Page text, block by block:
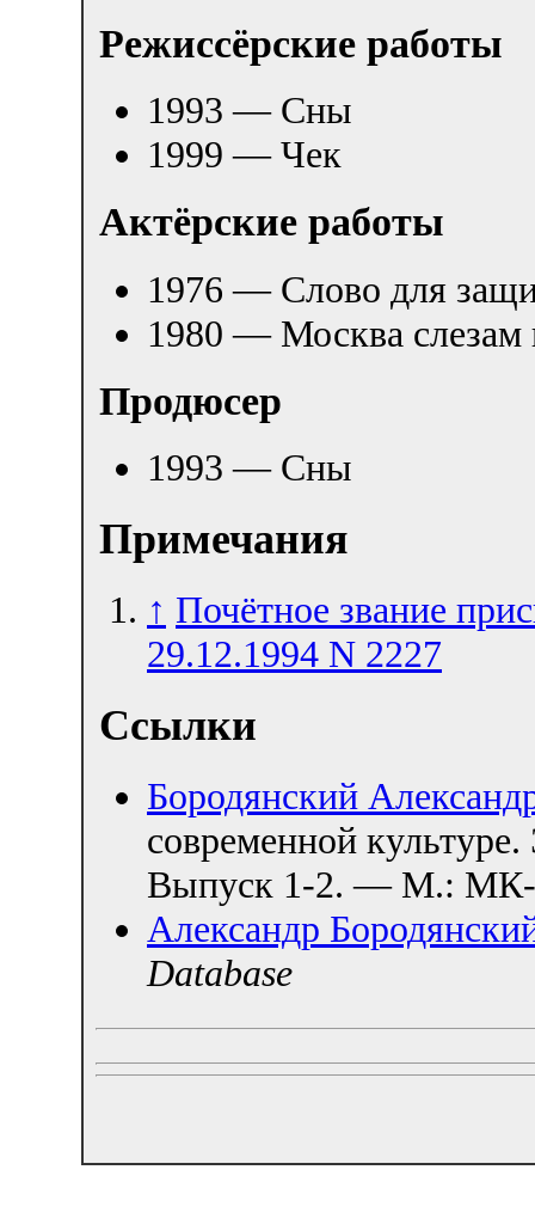
Режиссёрские работы
1993 — Сны
1999 — Чек
Актёрские работы
1976 — Слово для
1980 — Москва
Продюсер
1993 — Сны
Примечания
↑ Почётное звание
29.12.1994 N 2227
Ссылки
Бородянский
современной
Выпуск 1-2. — М.: МК-
Александр
Database